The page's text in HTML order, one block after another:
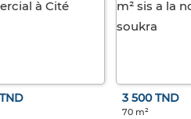
3 500 TND
70 m²